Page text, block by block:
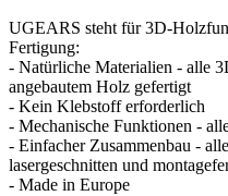
UGEARS steht für 3D-
Fertigung:
- Natürliche Materialien - alle
angebautem Holz gefertigt
- Kein Klebstoff erforderlich
- Mechanische Funktionen -
- Einfacher Zusammenbau -
lasergeschnitten und
- Made in Europe